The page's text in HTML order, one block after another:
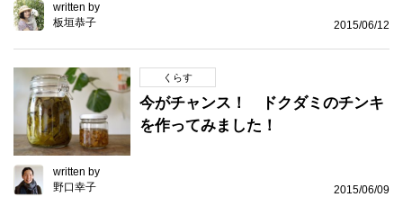
written by
板垣恭子
2015/06/12
くらす
今がチャンス！ ドクダミのチンキ
を作ってみました！
written by
野口幸子
2015/06/09